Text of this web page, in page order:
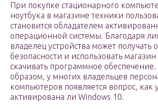
При покупке стационарного
ноутбука в магазине техники
становится обладателем
операционной системы. Благодаря
владелец устройства может получать
безопасности и использовать
скачивать программное
образом, у многих владельцев
компьютеров появляется вопрос, как
активирована ли Windows 10.